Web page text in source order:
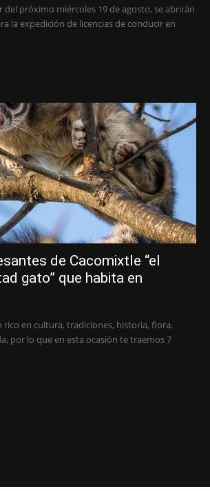
del próximo miércoles 19 de agosto, se abrirán
la expedición de licencias de conducir en
de Cacomixtle “el
gato” que habita en
rico en cultura, tradiciones, historia, flora,
por lo que en esta ocasión te traemos 7